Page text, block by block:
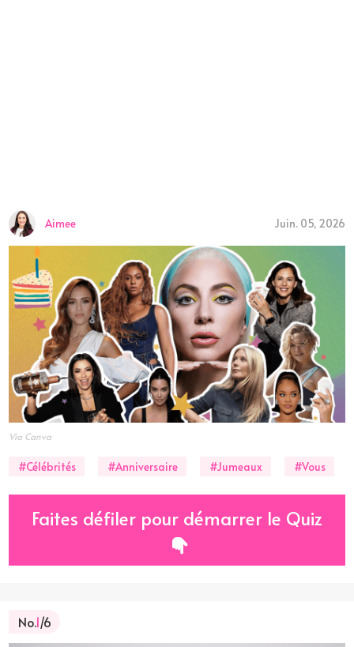
Aimee Juin. 05, 2026
Via Canva
#Célébrités #Anniversaire #Jumeaux #Vous
Faites défiler pour démarrer le Quiz
No.1/6